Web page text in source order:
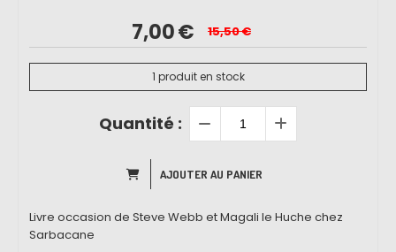
7,00€ 15,50€
1 produit en stock
Quantité :
AJOUTER AU PANIER
Livre occasion de Steve Webb et Magali le Huche chez
Sarbacane